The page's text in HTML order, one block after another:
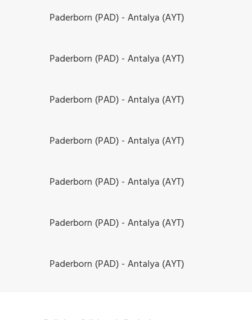
Paderborn (PAD) - Antalya (AYT)
Paderborn (PAD) - Antalya (AYT)
Paderborn (PAD) - Antalya (AYT)
Paderborn (PAD) - Antalya (AYT)
Paderborn (PAD) - Antalya (AYT)
Paderborn (PAD) - Antalya (AYT)
Paderborn (PAD) - Antalya (AYT)